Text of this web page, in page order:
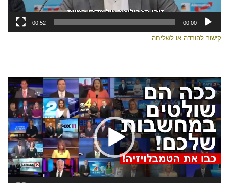
00:00
00:52
קישור להורדה או לשליחה
נגן
וידאו